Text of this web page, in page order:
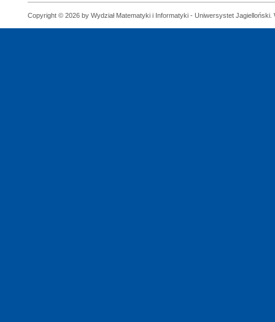
Copyright © 2026 by Wydział Matematyki i Informatyki - Uniwersystet